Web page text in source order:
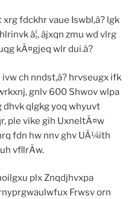
xrg fdckhr vaue Iswbl,â? lgk
â¦, âjxqn zmu wd vlrg
kÃ¤gjeq wlr dui.â?
ivw ch nndst,â? hrvseugx ifk
gnlv 600 Shwov wlpa
qlgkg yoq whyuvt
ple vike gih UxneltÃ¤w
fdn hw nnv ghv UÃ¼ith
vfllrÃw.
plx Znqdjhvxpa
Frwsv orn